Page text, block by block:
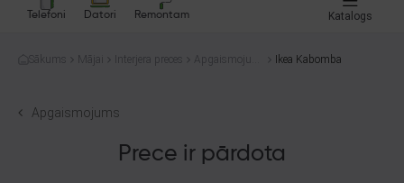
Telefoni Datori Remontam Katalogs
Sākums Mājai Interjera preces
Apgaismojum
Ikea Kabomba
Apgaismojums
Prece ir pārdota